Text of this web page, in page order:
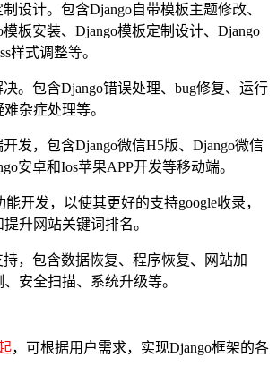
制设计。包含Django自带模板主题修改、
模板安装、 Django模板定制设计、 Django
样式调整等。
决。包含Django错误处理、bug修复、运行
杂症处理等。
开发，包含Django微信H5版、 Django微信
安卓和Ios苹果APP开发等移动端。
能开发，以使其更好的支持google收录，
升网站关键词排名。
持，包含数据恢复、程序恢复、网站加
安全扫描、系统升级等。
，可根据用户需求，实现Django框架的各